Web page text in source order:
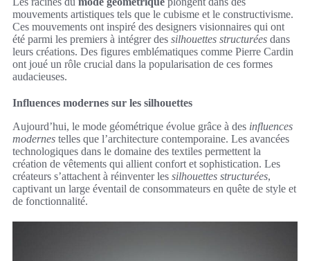
mouvements artistiques tels que le cubisme et le constructivisme.
Ces mouvements ont inspiré des designers visionnaires qui ont
été parmi les premiers à intégrer des silhouettes structurées dans
leurs créations. Des figures emblématiques comme Pierre Cardin
ont joué un rôle crucial dans la popularisation de ces formes
audacieuses.
Influences modernes sur les silhouettes
Aujourd’hui, le mode géométrique évolue grâce à des influences
modernes telles que l’architecture contemporaine. Les avancées
technologiques dans le domaine des textiles permettent la
création de vêtements qui allient confort et sophistication. Les
créateurs s’attachent à réinventer les silhouettes structurées,
captivant un large éventail de consommateurs en quête de style et
de fonctionnalité.